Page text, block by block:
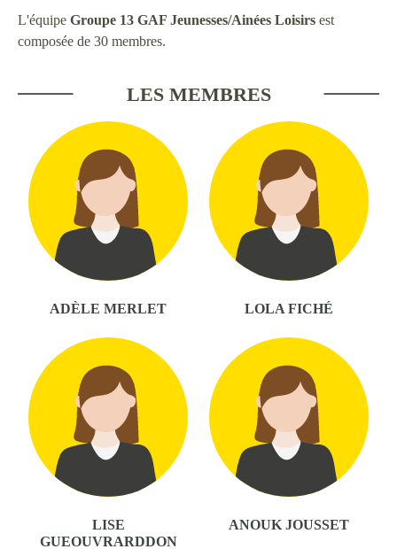
L'équipe Groupe 13 GAF Jeunesses/Ainées Loisirs est
composée de 30 membres.
LES MEMBRES
ADÈLE MERLET LOLA FICHÉ
LISE
GUEOUVRARDDON
ANOUK JOUSSET